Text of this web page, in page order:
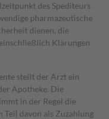
des Spediteurs
pharmazeutische
dienen, die
Klärungen
stellt der Arzt ein
Apotheke. Die
in der Regel die
davon als Zuzahlung